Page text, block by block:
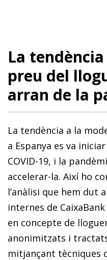
La
preu del
arran de la
La tendència a la
a Espanya es va
COVID-19, i la
accelerar-la. Així ho
l’anàlisi que hem dut
internes de
en concepte de
anonimitzats i
mitjançant tècniques